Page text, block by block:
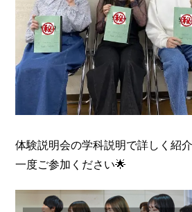
体験説明会の学科説明で詳しく紹
一度ご参加ください🌟